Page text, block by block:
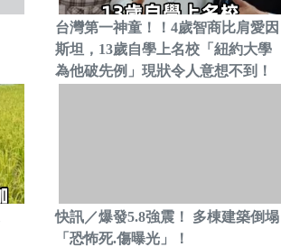
台灣第一神童！！4歲智商比肩愛因
斯坦，13歲自學上名校「紐約大學
為他破先例」現狀令人意想不到！
快訊／爆發5.8強震！ 多棟建築倒塌
「恐怖死.傷曝光」！